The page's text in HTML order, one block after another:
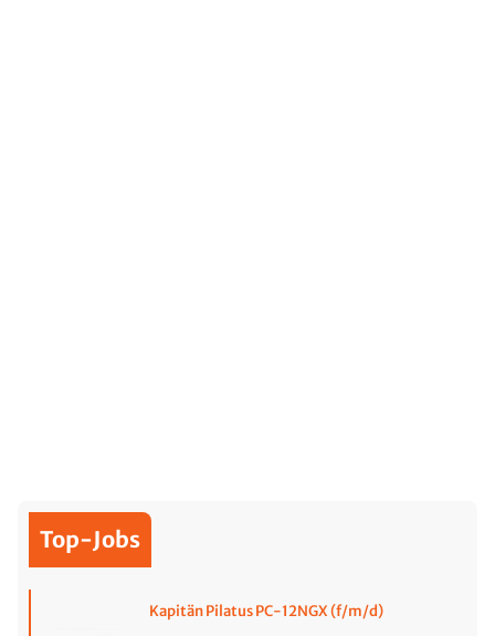
Top-Jobs
Kapitän Pilatus PC-12NGX (f/m/d)